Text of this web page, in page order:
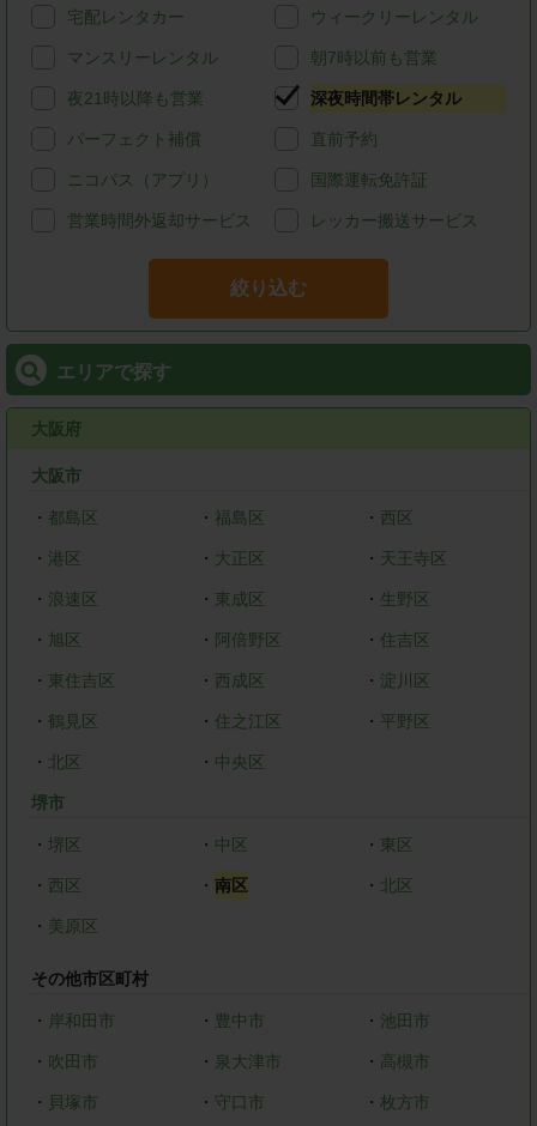
宅配レンタカー ウィークリーレンタル
マンスリーレンタル 朝7時以前も営業
夜21時以降も営業 深夜時間帯レンタル
パーフェクト補償 直前予約
ニコパス（アプリ） 国際運転免許証
営業時間外返却サービス レッカー搬送サービス
絞り込む
エリアで探す
大阪府
大阪市
・ 都島区 ・ 福島区 ・ 西区
・ 港区 ・ 大正区 ・ 天王寺区
・ 浪速区 ・ 東成区 ・ 生野区
・ 旭区 ・ 阿倍野区 ・ 住吉区
・ 東住吉区 ・ 西成区 ・ 淀川区
・ 鶴見区 ・ 住之江区 ・平野区
・ 北区 ・ 中央区
堺市
・ 堺区 ・ 中区 ・ 東区
・ 西区 ・ 南区 ・ 北区
・ 美原区
その他市区町村
・ 岸和田市 ・ 豊中市 ・ 池田市
・ 吹田市 ・ 泉大津市 ・ 高槻市
・ 貝塚市 ・ 守口市 ・枚方市